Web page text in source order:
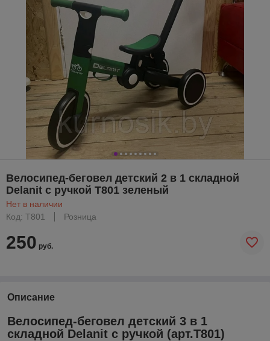
Велосипед-беговел детский 2 в 1 складной
Delanit с ручкой T801 зеленый
Нет в наличии
Код: T801
Розница
250 руб.
Описание
Велосипед-беговел детский 3 в 1
складной Delanit с ручкой (арт.T801)